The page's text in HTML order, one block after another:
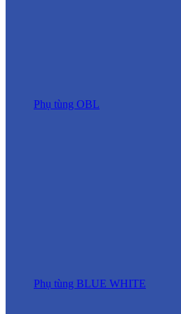
Phụ tùng OBL
Phụ tùng BLUE WHITE